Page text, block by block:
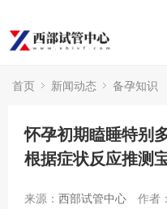
首页 新闻动态 备孕知识
怀孕初期瞌睡特别
根据症状反应推测
来源： 西部试管中心 作者：